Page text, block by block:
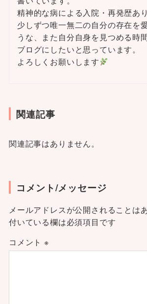
精神的な病による入院・再発歴あり
少しずつ唯一無二の自分の存在を
うな、また自分自身を見つめる時
ブログにしたいと思っています。
よろしくお願いします
関連記事
関連記事はありません。
コメント/メッセージ
メールアドレスが公開されることは
付いている欄は必須項目です
コメント ※